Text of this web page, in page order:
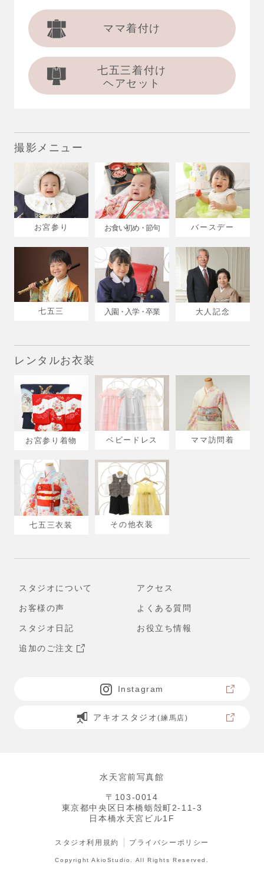
ママ着付け
七五三着付け
ヘアセット
撮影メニュー
お宮参り お食い初め・節句 バースデー
七五三 入園・入学・卒業 大人記念
レンタルお衣装
お宮参り着物 ベビードレス ママ訪問着
七五三衣装 その他衣装
スタジオについて アクセス
お客様の声 よくある質問
スタジオ日記 お役立ち情報
追加のご注文
Instagram
アキオスタジオ(練馬店)
水天宮前写真館
〒103-0014
東京都中央区日本橋蛎殻町2-11-3
日本橋水天宮ビル1F
スタジオ利用規約 プライバシーポリシー
Copyright AkioStudio. All Rights Reserved.